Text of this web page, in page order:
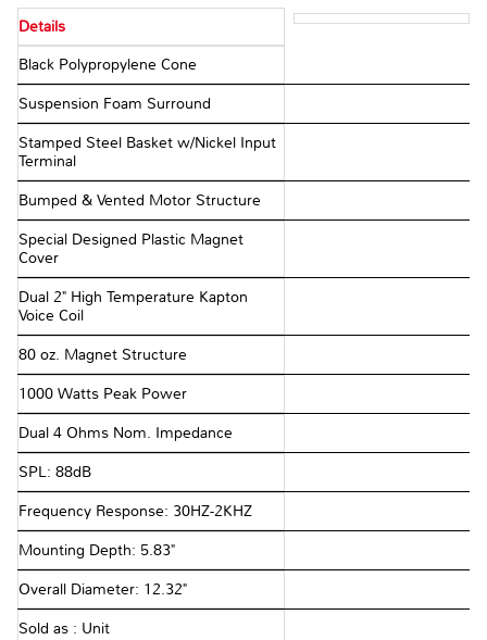
Details
Black Polypropylene Cone
Suspension Foam Surround
Stamped Steel Basket w/Nickel Input
Terminal
Bumped & Vented Motor Structure
Special Designed Plastic Magnet
Cover
Dual 2" High Temperature Kapton
Voice Coil
80 oz. Magnet Structure
1000 Watts Peak Power
Dual 4 Ohms Nom. Impedance
SPL: 88dB
Frequency Response: 30HZ-2KHZ
Mounting Depth: 5.83"
Overall Diameter: 12.32"
Sold as : Unit